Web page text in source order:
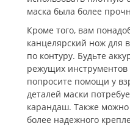
маска была более
Кроме того, вам
канцелярский нож для
по контуру. Будьте
режущих
попросите помощи у
деталей маски
карандаш. Также можно
более надежного